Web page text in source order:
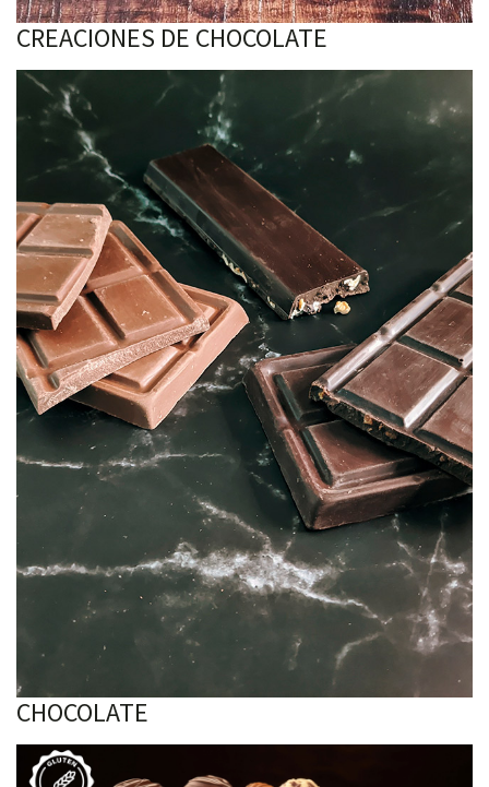
CREACIONES DE CHOCOLATE
CHOCOLATE